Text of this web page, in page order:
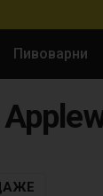
Пивоварни